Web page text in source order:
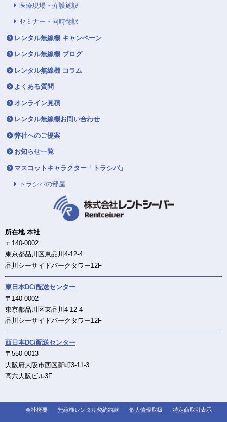
医療現場・介護施設
セミナー・同時翻訳
レンタル無線機 キャンペーン
レンタル無線機 ブログ
レンタル無線機 コラム
よくある質問
オンライン見積
レンタル無線機お問い合わせ
弊社へのご提案
お知らせ一覧
マスコットキャラクター「トラシバ」
トラシバの部屋
所在地 本社
〒140-0002
東京都品川区東品川4-12-4
品川シーサイドパークタワー12F
東日本DC/配送センター
〒140-0002
東京都品川区東品川4-12-4
品川シーサイドパークタワー12F
西日本DC/配送センター
〒550-0013
大阪府大阪市西区新町3-11-3
高六大阪ビル3F
会社概要 無線機レンタル契約約款 個人情報取扱 特定商取引表示